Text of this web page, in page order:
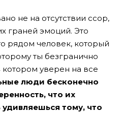
не на отсутствии ссор,
граней эмоций. Это
рядом человек, который
ты безгранично
уверен на все
люди бесконечно
что их
тому, что